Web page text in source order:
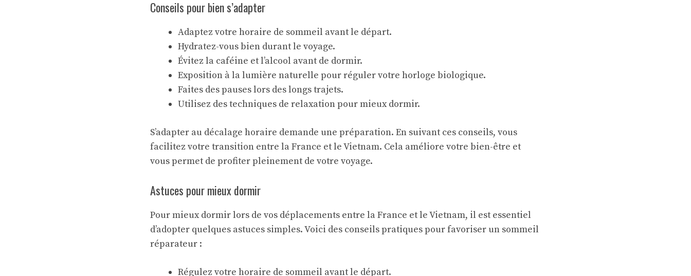
Conseils pour bien s’adapter
Adaptez votre horaire de sommeil avant le départ.
Hydratez-vous bien durant le voyage.
Évitez la caféine et l’alcool avant de dormir.
Exposition à la lumière naturelle pour réguler votre horloge biologique.
Faites des pauses lors des longs trajets.
Utilisez des techniques de relaxation pour mieux dormir.
S’adapter au décalage horaire demande une préparation. En suivant ces conseils, vous
facilitez votre transition entre la France et le Vietnam. Cela améliore votre bien-être et
vous permet de profiter pleinement de votre voyage.
Astuces pour mieux dormir
Pour mieux dormir lors de vos déplacements entre la France et le Vietnam, il est essentiel
d’adopter quelques astuces simples. Voici des conseils pratiques pour favoriser un sommeil
réparateur :
Régulez votre horaire de sommeil avant le départ.